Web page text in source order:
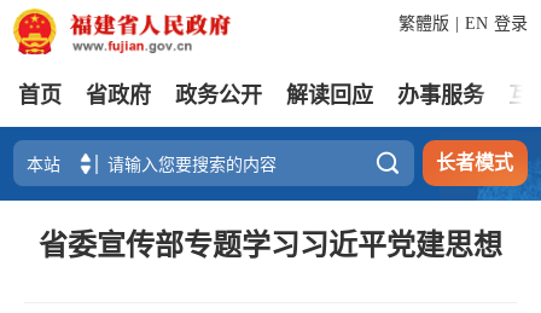
登录
繁體版 EN
首页 省政府 政务公开 解读回应 办事服务 互
 长者模式
省委宣传部专题学习习近平党建思想